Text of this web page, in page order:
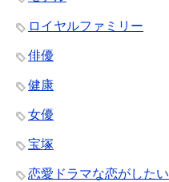
ロイヤルファミリー
俳優
健康
女優
宝塚
恋愛ドラマな恋がしたい